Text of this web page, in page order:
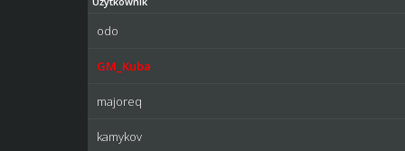
odo
GM_Kuba
majoreq
kamykov